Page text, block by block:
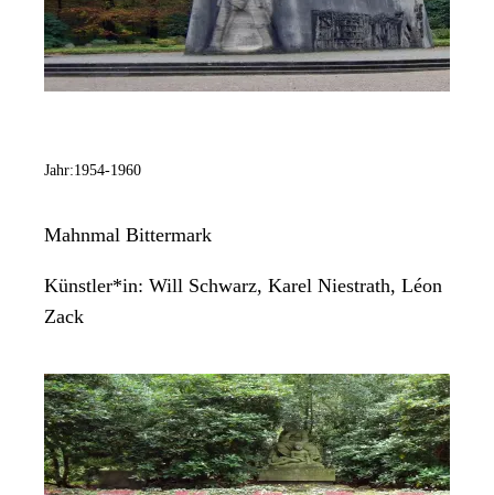
Jahr:1954-1960
Mahnmal Bittermark
Künstler*in: Will Schwarz, Karel Niestrath, Léon
Zack